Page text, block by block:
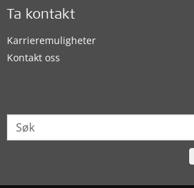
Ta kontakt
Karrieremuligheter
Kontakt oss